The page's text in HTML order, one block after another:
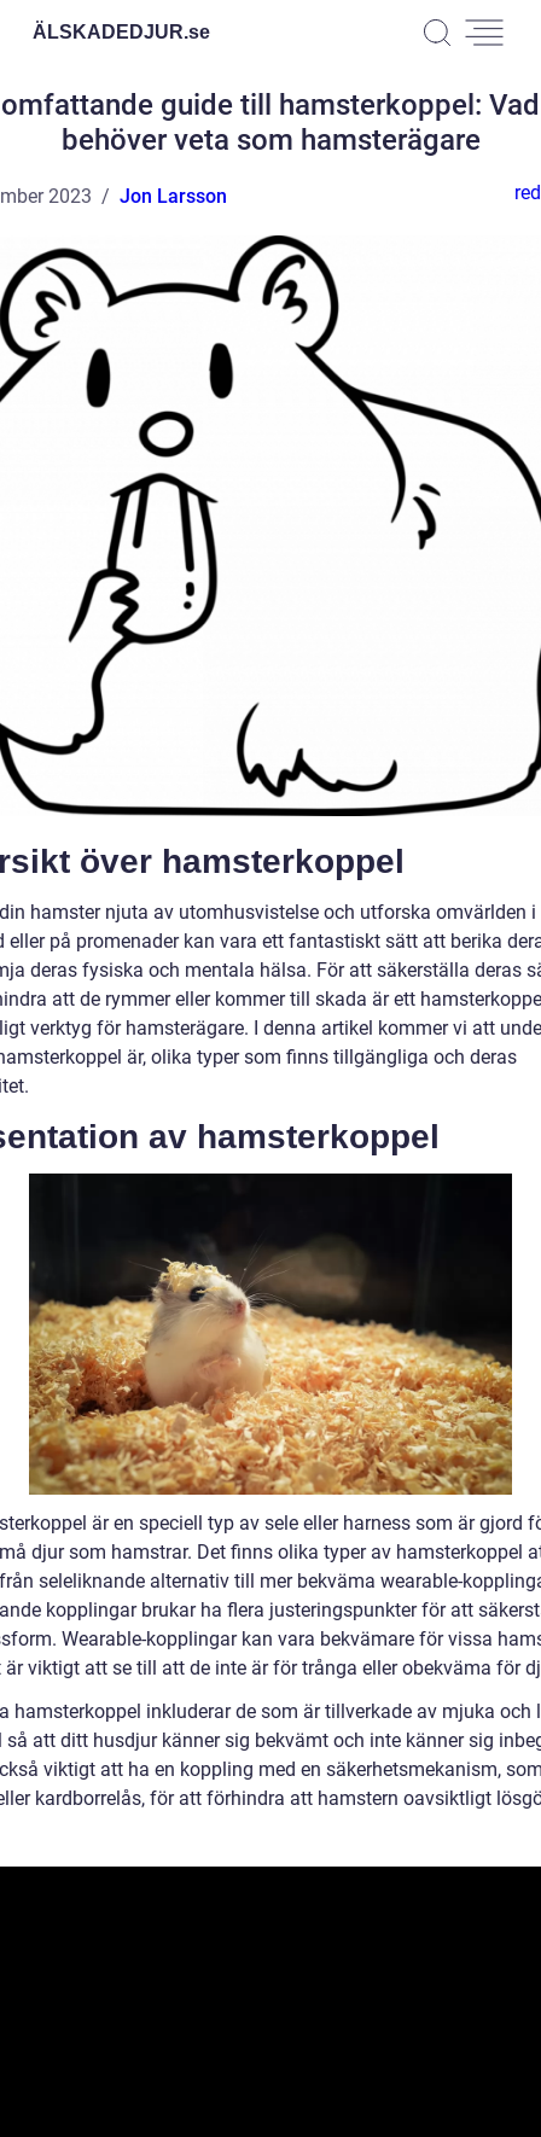
ÄLSKADEDJUR.se
guide till hamsterkoppel:
behöver veta som hamsterägare
2023 Jon Larsson
över hamsterkoppel
hamster njuta av utomhusvistelse och utforska omvärlden i
eller på promenader kan vara ett fantastiskt sätt att berika
deras fysiska och mentala hälsa. För att säkerställa deras
att de rymmer eller kommer till skada är ett
verktyg för hamsterägare. I denna artikel kommer vi att
är, olika typer som finns tillgängliga och deras
av hamsterkoppel
är en speciell typ av sele eller harness som är gjord
djur som hamstrar. Det finns olika typer av hamsterkoppel
seleliknande alternativ till mer bekväma wearable-
kopplingar brukar ha flera justeringspunkter för att
Wearable-kopplingar kan vara bekvämare för vissa
är viktigt att se till att de inte är för trånga eller obekväma för
hamsterkoppel inkluderar de som är tillverkade av mjuka och
så att ditt husdjur känner sig bekvämt och inte känner sig
viktigt att ha en koppling med en säkerhetsmekanism,
kardborrelås, för att förhindra att hamstern oavsiktligt